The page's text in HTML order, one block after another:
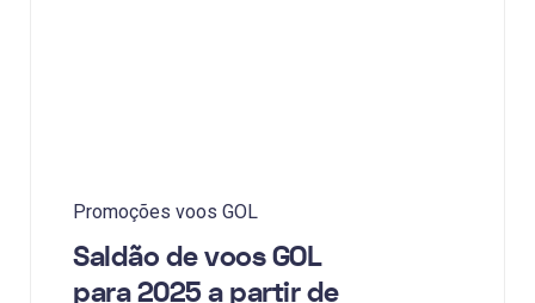
Promoções voos GOL
Saldão de voos GOL
para 2025 a partir de